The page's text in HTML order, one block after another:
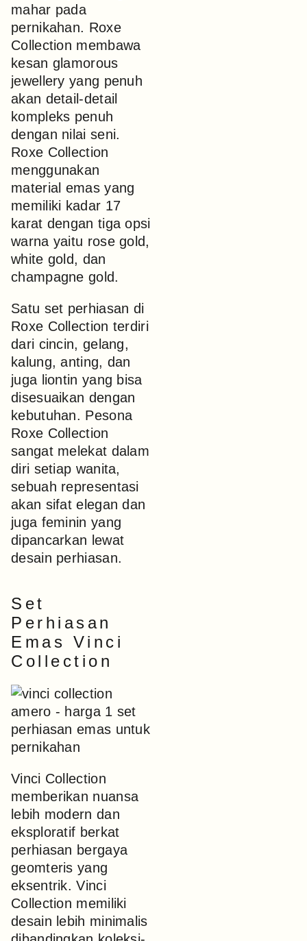
mahar pada
pernikahan. Roxe
Collection membawa
kesan glamorous
jewellery yang penuh
akan detail-detail
kompleks penuh
dengan nilai seni.
Roxe Collection
menggunakan
material emas yang
memiliki kadar 17
karat dengan tiga opsi
warna yaitu rose gold,
white gold, dan
champagne gold.
Satu set perhiasan di
Roxe Collection terdiri
dari cincin, gelang,
kalung, anting, dan
juga liontin yang bisa
disesuaikan dengan
kebutuhan. Pesona
Roxe Collection
sangat melekat dalam
diri setiap wanita,
sebuah representasi
akan sifat elegan dan
juga feminin yang
dipancarkan lewat
desain perhiasan.
Set
Perhiasan
Emas Vinci
Collection
Vinci Collection
memberikan nuansa
lebih modern dan
eksploratif berkat
perhiasan bergaya
geomteris yang
eksentrik. Vinci
Collection memiliki
desain lebih minimalis